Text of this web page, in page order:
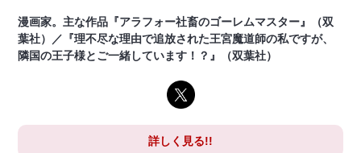
漫画家。主な作品『アラフォー社畜のゴーレムマスター』（双
葉社）／『理不尽な理由で追放された王宮魔道師の私ですが、
隣国の王子様とご一緒しています！？』（双葉社）
詳しく見る!!